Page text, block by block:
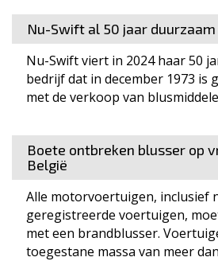
Nu-Swift al 50 jaar
Nu-Swift viert in 2024 haar 50
bedrijf dat in december 1973 is
met de verkoop van
Boete ontbreken blusser op
België
Alle motorvoertuigen, inclusief
geregistreerde voertuigen,
met een brandblusser.
toegestane massa van meer